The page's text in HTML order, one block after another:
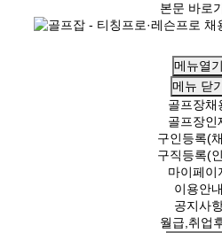
본문 바로
메뉴열기
메뉴 닫
골프장채
골프장인
구인등록(
구직등록(
마이페이
이용안내
공지사
월급,취업